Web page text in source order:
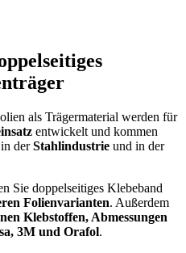
als Trägermaterial werden für
entwickelt und kommen
derStahlindustrie und in der
Sie doppelseitiges Klebeband
Folienvarianten. Außerdem
Klebstoffen, Abmessungen
3M und Orafol.